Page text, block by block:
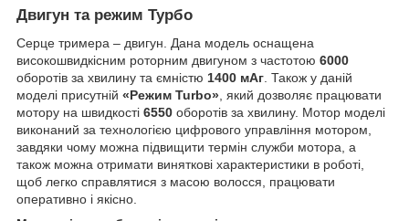
Двигун та режим Турбо
Серце тримера – двигун. Дана модель оснащена
високошвидкісним роторним двигуном з частотою 6000
оборотів за хвилину та ємністю 1400 мАг . Також у даній
моделі присутній «Режим Turbo» , який дозволяє працювати
мотору на швидкості 6550 оборотів за хвилину. Мотор моделі
виконаний за технологією цифрового управління мотором,
завдяки чому можна підвищити термін служби мотора, а
також можна отримати виняткові характеристики в роботі,
щоб легко справлятися з масою волосся, працювати
оперативно і якісно.